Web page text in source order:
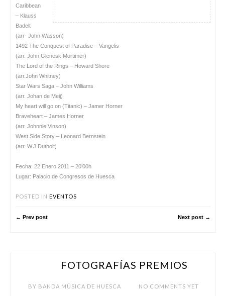
Caribbean
– Klauss
Badelt
(arr- John Wasson)
1492 The Conquest of Paradise – Vangelis
(arr. John Glenesk Mortimer)
The Lord of the Rings – Howard Shore
(arr.John Whitney)
Star Wars Saga – John Williams
(arr. Johan de Meij)
My heart will go on (Titanic) – Jamer Horner
Braveheart – James Horner
(arr. Johnnie Vinson)
West Side Story – Leonard Bernstein
(arr. W.J.Duthoit)
Fecha: 22 Enero 2011 – 20’00h
Lugar: Palacio de Congresos de Huesca
POSTED IN EVENTOS
← Prev post Next post →
FOTOGRAFÍAS PREMIOS
BY BANDA MÚSICA DE HUESCA NO COMMENTS YET